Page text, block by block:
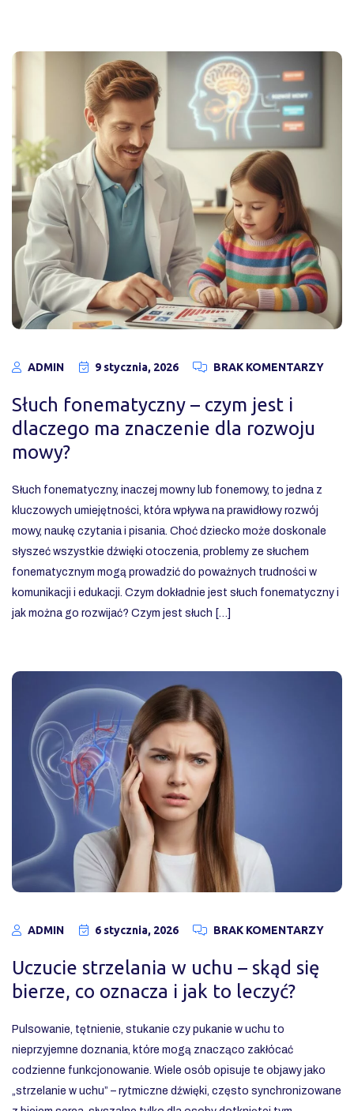
ADMIN 9 stycznia, 2026 BRAK KOMENTARZY
Słuch fonematyczny – czym jest i
dlaczego ma znaczenie dla rozwoju
mowy?
Słuch fonematyczny, inaczej mowny lub fonemowy, to jedna z
kluczowych umiejętności, która wpływa na prawidłowy rozwój
mowy, naukę czytania i pisania. Choć dziecko może doskonale
słyszeć wszystkie dźwięki otoczenia, problemy ze słuchem
fonematycznym mogą prowadzić do poważnych trudności w
komunikacji i edukacji. Czym dokładnie jest słuch fonematyczny i
jak można go rozwijać? Czym jest słuch […]
ADMIN 6 stycznia, 2026 BRAK KOMENTARZY
Uczucie strzelania w uchu – skąd się
bierze, co oznacza i jak to leczyć?
Pulsowanie, tętnienie, stukanie czy pukanie w uchu to
nieprzyjemne doznania, które mogą znacząco zakłócać
codzienne funkcjonowanie. Wiele osób opisuje te objawy jako
„strzelanie w uchu” – rytmiczne dźwięki, często synchronizowane